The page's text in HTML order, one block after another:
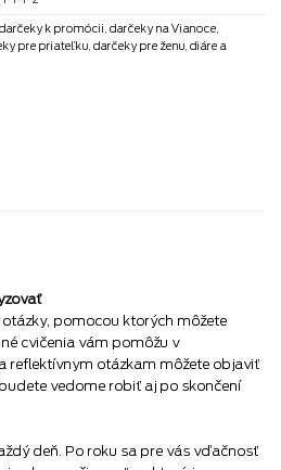
darčeky k promócii , darčeky na Vianoce,
pre priateľku, darčeky pre ženu, diáre a
pomocou ktorých môžete
cvičenia vám pomôžu v
reflektívnym otázkam môžete objaviť
vedome robiť aj po skončení
deň. Po roku sa pre vás vďačnosť